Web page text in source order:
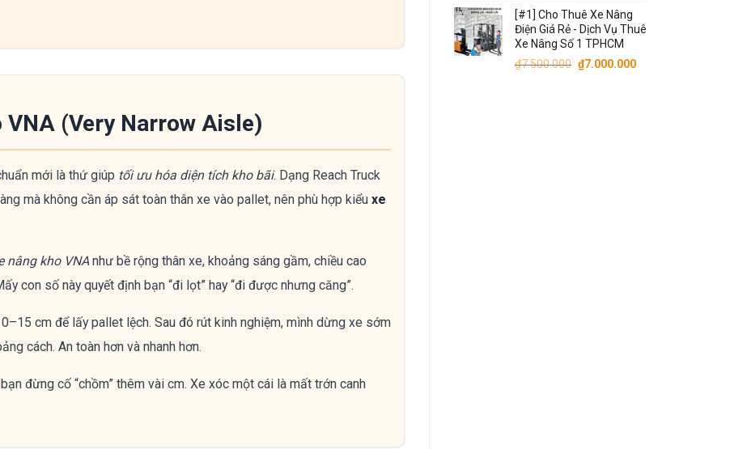
(Very Narrow Aisle)
mới là thứ giúp tối ưu hóa diện tích kho bãi. Dạng Reach Truck
mà không cần áp sát toàn thân xe vào pallet, nên phù hợp kiểu xe
nâng kho VNA như bề rộng thân xe, khoảng sáng gầm, chiều cao
con số này quyết định bạn “đi lọt” hay “đi được nhưng căng”.
cm để lấy pallet lệch. Sau đó rút kinh nghiệm, mình dừng xe sớm
cách. An toàn hơn và nhanh hơn.
đừng cố “chồm” thêm vài cm. Xe xóc một cái là mất trớn canh
là:
₫6.500.000.
là:
[#1] Cho Thuê Xe Nâng
Điện Giá Rẻ - Dịch Vụ Thuê
Xe Nâng Số 1 TPHCM
₫7.500.000 Giá
₫7.000.000Giá